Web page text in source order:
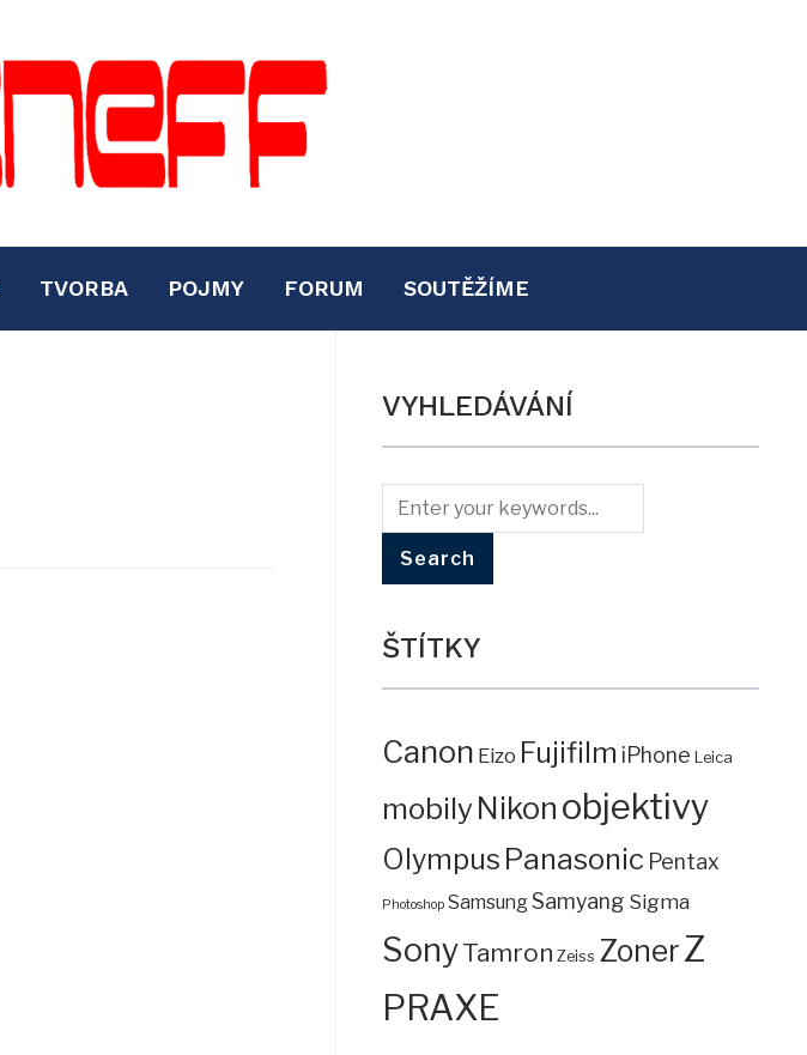
TVORBA POJMY FORUM SOUTĚŽÍME
VYHLEDÁVÁNÍ
ŠTÍTKY
Canon Eizo Fujifilm iPhone Leica
mobilyNikon objektivy
Olympus Panasonic Pentax
Photoshop SamsungSamyang Sigma
SonyTamron Zeiss ZonerZ
PRAXE